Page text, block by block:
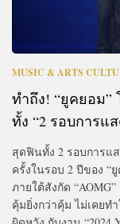
MUSIC & ARTS
ทำถึง! “ยูคยอม”
ทั้ง “2 รอบการแ
สุดฟินทั้ง 2 รอบการแ
ครั้งในรอบ 2 ปีของ “
ภายใต้สังกัด
คุ้มยิ่งกว่าคุ้ม ไม่เคยท